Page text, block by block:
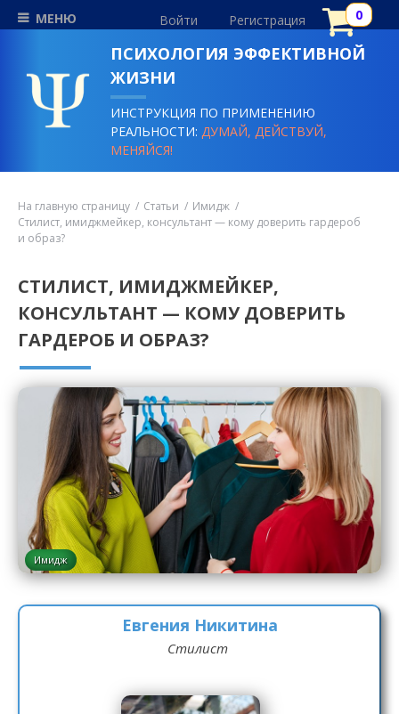
МЕНЮ Войти Регистрация
ПСИХОЛОГИЯ ЭФФЕКТИВНОЙ
ЖИЗНИ
ИНСТРУКЦИЯ ПО ПРИМЕНЕНИЮ
РЕАЛЬНОСТИ:ДУМАЙ, ДЕЙСТВУЙ,
МЕНЯЙСЯ!
На главную страницу Статьи
Имидж
Стилист, имиджмейкер, консультант — кому доверить гардероб
и образ?
СТИЛИСТ, ИМИДЖМЕЙКЕР,
КОНСУЛЬТАНТ — КОМУ ДОВЕРИТЬ
ГАРДЕРОБ И ОБРАЗ?
Имидж
Евгения Никитина
Стилист